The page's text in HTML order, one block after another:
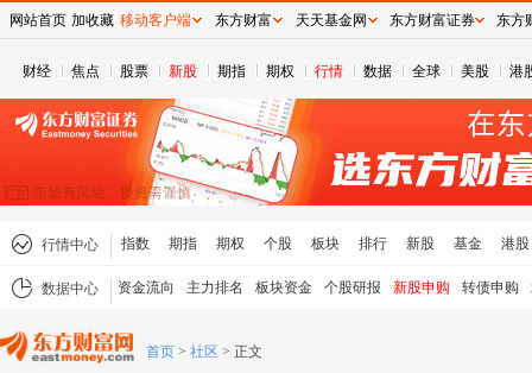
财经 焦点 股票 新股 期指 期权 行情 数据 全球 美股 港
行情中心 指数 期指 期权 个股 板块 排行 新股 基金 港股
数据中心 资金流向 主力排名 板块资金 个股研报 新股申购 转债申购
首页 > 社区 > 正文
网站首页 加收藏 移动客户端 东方财富 天天基金网 东方财富证券 东方